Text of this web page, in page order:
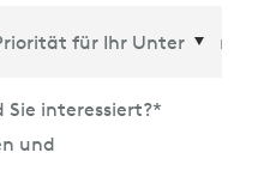
Sie interessiert?*
und